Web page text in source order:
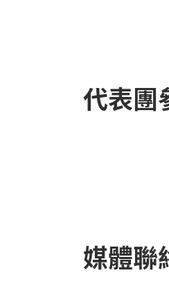
代表團
媒體聯